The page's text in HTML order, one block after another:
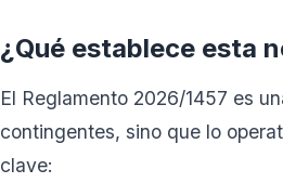
¿Qué establece esta
El Reglamento 2026/1457 es
contingentes, sino que lo
clave: